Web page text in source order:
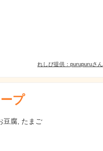
れしぴ提供：purupuruさん
プ
豆腐, たまご